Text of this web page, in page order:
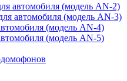
автомобиля (модель AN-2)
автомобиля (модель AN-3)
(модель AN-4)
(модель AN-5)